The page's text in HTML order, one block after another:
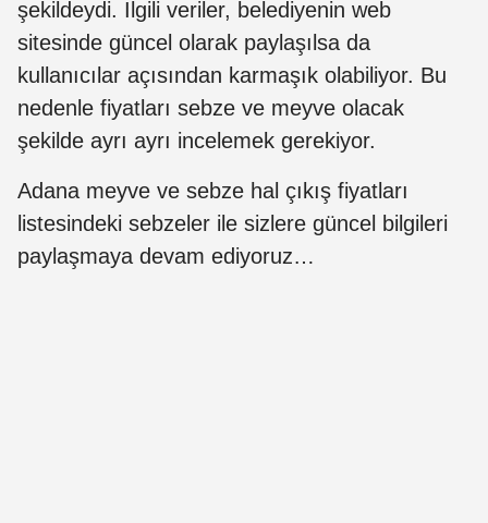
şekildeydi. İlgili veriler, belediyenin web
sitesinde güncel olarak paylaşılsa da
kullanıcılar açısından karmaşık olabiliyor. Bu
nedenle fiyatları sebze ve meyve olacak
şekilde ayrı ayrı incelemek gerekiyor.
Adana meyve ve sebze hal çıkış fiyatları
listesindeki sebzeler ile sizlere güncel bilgileri
paylaşmaya devam ediyoruz…